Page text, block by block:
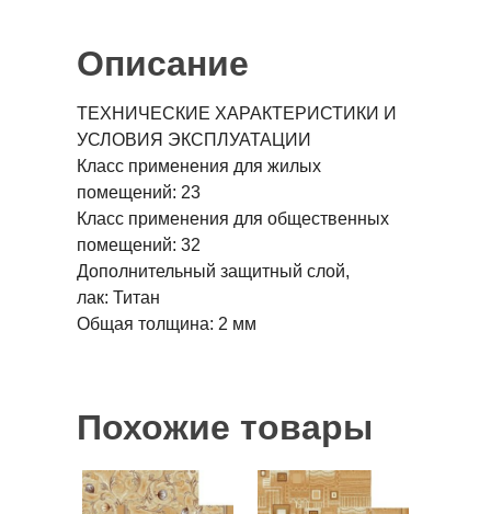
Описание
ТЕХНИЧЕСКИЕ ХАРАКТЕРИСТИКИ И
УСЛОВИЯ ЭКСПЛУАТАЦИИ
Класс применения для жилых
помещений: 23
Класс применения для общественных
помещений: 32
Дополнительный защитный слой,
лак: Титан
Общая толщина: 2 мм
Похожие товары